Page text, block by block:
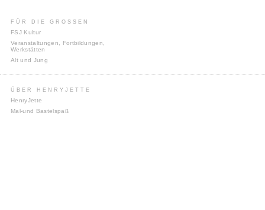
FÜR DIE GROSSEN
FSJ Kultur
Veranstaltungen, Fortbildungen,
Werkstätten
Alt und Jung
ÜBER HENRYJETTE
HenryJette
Mal-und Bastelspaß